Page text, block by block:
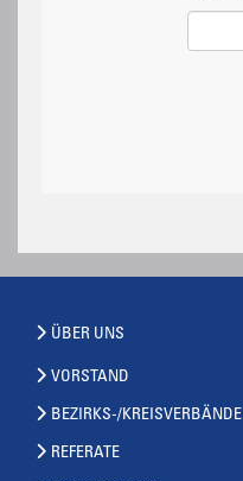
ÜBER UNS
VORSTAND
BEZIRKS-/KREISVERBÄNDE
REFERATE